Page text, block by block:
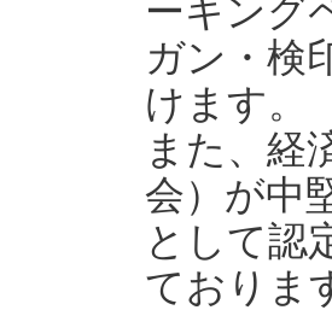
ーキング
ガン・検
けます。
また、経
会）が中
として認
ておりま